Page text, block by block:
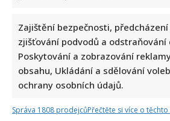
Zajištění bezpečnosti, předcházení
zjišťování podvodů a odstraňování
Poskytování a zobrazování
obsahu, Ukládání a sdělování voleb
ochrany osobních údajů.
Správa 1808 prodejcůPřečtěte si více o těchto